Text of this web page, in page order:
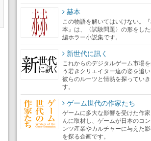
赫本
この物語を解いてはいけない。
本』は、〈試験問題〉の形をし
編ホラー小説集です。
新世代に訊く
これからのデジタルゲーム市場
う若きクリエイター達の姿を追い
彼らのルーツと情熱を探っていき
す。
ゲーム世代の作家たち
ゲームに多大な影響を受けた作家
んに取材し、ゲームが日本のコ
ンツ産業やカルチャーに与えた
を探る企画です。